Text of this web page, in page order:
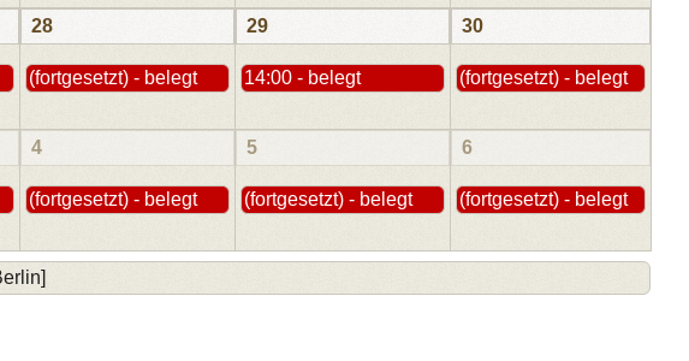
28
(fortgesetzt) - belegt
29
14:00 - belegt
30
(fortgesetzt) - belegt
4
(fortgesetzt) - belegt
5
(fortgesetzt) - belegt
6
(fortgesetzt) - belegt